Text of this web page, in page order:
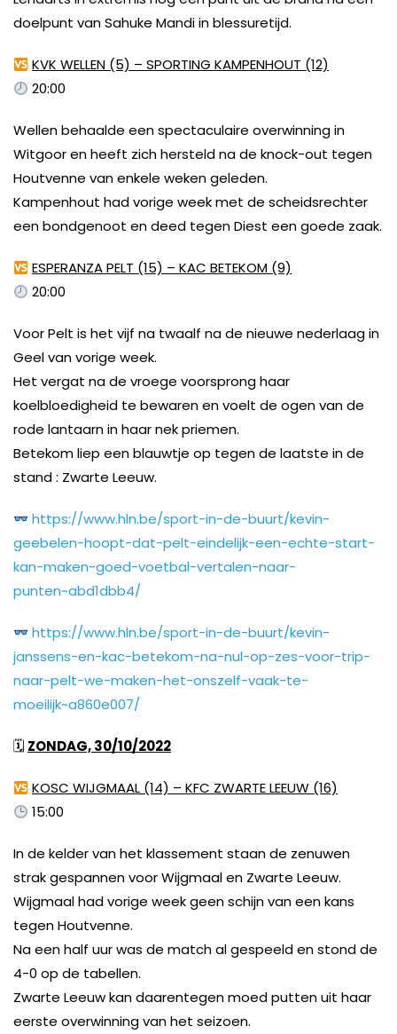
doelpunt van Sahuke Mandi in blessuretijd.
KVK WELLEN (5) – SPORTING KAMPENHOUT (12)
20:00
Wellen behaalde een spectaculaire overwinning in
Witgoor en heeft zich hersteld na de knock-out tegen
Houtvenne van enkele weken geleden.
Kampenhout had vorige week met de scheidsrechter
een bondgenoot en deed tegen Diest een goede zaak.
ESPERANZA PELT (15) – KAC BETEKOM (9)
20:00
Voor Pelt is het vijf na twaalf na de nieuwe nederlaag in
Geel van vorige week.
Het vergat na de vroege voorsprong haar
koelbloedigheid te bewaren en voelt de ogen van de
rode lantaarn in haar nek priemen.
Betekom liep een blauwtje op tegen de laatste in de
stand : Zwarte Leeuw.
https://www.hln.be/sport-in-de-buurt/kevin-
geebelen-hoopt-dat-pelt-eindelijk-een-echte-start-
kan-maken-goed-voetbal-vertalen-naar-
punten~abd1dbb4/
https://www.hln.be/sport-in-de-buurt/kevin-
janssens-en-kac-betekom-na-nul-op-zes-voor-trip-
naar-pelt-we-maken-het-onszelf-vaak-te-
moeilijk~a860e007/
🗓 ZONDAG, 30/10/2022
KOSC WIJGMAAL (14) – KFC ZWARTE LEEUW (16)
15:00
In de kelder van het klassement staan de zenuwen
strak gespannen voor Wijgmaal en Zwarte Leeuw.
Wijgmaal had vorige week geen schijn van een kans
tegen Houtvenne.
Na een half uur was de match al gespeeld en stond de
4-0 op de tabellen.
Zwarte Leeuw kan daarentegen moed putten uit haar
eerste overwinning van het seizoen.